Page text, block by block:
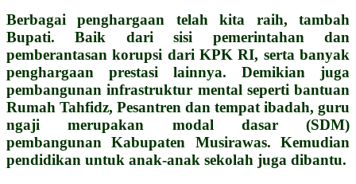
Berbagai penghargaan telah kita raih, tambah
Bupati. Baik dari sisi pemerintahan dan
pemberantasan korupsi dari KPK RI, serta banyak
penghargaan prestasi lainnya. Demikian juga
pembangunan infrastruktur mental seperti bantuan
Rumah Tahfidz, Pesantren dan tempat ibadah, guru
ngaji merupakan modal dasar (SDM)
pembangunan Kabupaten Musirawas. Kemudian
pendidikan untuk anak-anak sekolah juga dibantu.